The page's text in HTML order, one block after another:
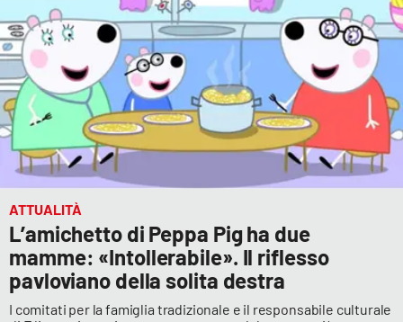
ATTUALITÀ
L’amichetto di Peppa Pig ha due
mamme: «Intollerabile». Il riflesso
pavloviano della solita destra
I comitati per la famiglia tradizionale e il responsabile culturale